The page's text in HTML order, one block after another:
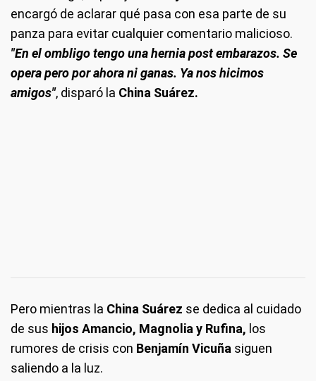
encargó de aclarar qué pasa con esa parte de su
panza para evitar cualquier comentario malicioso.
"En el ombligo tengo una hernia post embarazos. Se
opera pero por ahora ni ganas. Ya nos hicimos
amigos", disparó la China Suárez.
Pero mientras la China Suárez se dedica al cuidado
de sus hijos Amancio, Magnolia y Rufina, los
rumores de crisis con Benjamín Vicuña siguen
saliendo a la luz.